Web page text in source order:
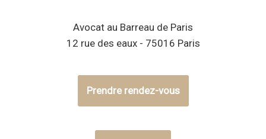
Avocat au Barreau de Paris
12 rue des eaux - 75016 Paris
Prendre rendez-vous